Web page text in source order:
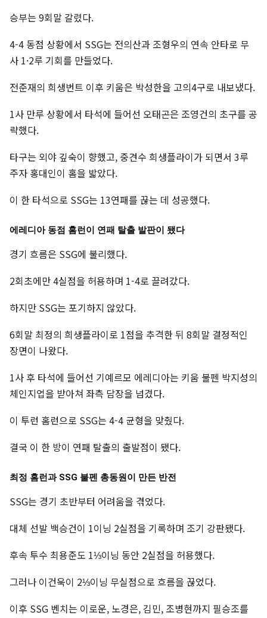
승부는 9회말 갈렸다.
4-4 동점 상황에서 SSG는 전의산과 조형우의 연속 안타로 무
사 1·2루 기회를 만들었다.
전준재의 희생번트 이후 키움은 박성한을 고의4구로 내보냈다.
1사 만루 상황에서 타석에 들어선 오태곤은 조영건의 초구를 공
략했다.
타구는 외야 깊숙이 향했고, 중견수 희생플라이가 되면서 3루
주자 홍대인이 홈을 밟았다.
이 한 타석으로 SSG는 13연패를 끊는 데 성공했다.
에레디아 동점 홈런이 연패 탈출 발판이 됐다
경기 흐름은 SSG에 불리했다.
2회초에만 4실점을 허용하며 1-4로 끌려갔다.
하지만 SSG는 포기하지 않았다.
6회말 최정의 희생플라이로 1점을 추격한 뒤 8회말 결정적인
장면이 나왔다.
1사 후 타석에 들어선 기예르모 에레디아는 키움 불펜 박지성의
체인지업을 받아쳐 좌측 담장을 넘겼다.
이 투런 홈런으로 SSG는 4-4 균형을 맞췄다.
결국 이 한 방이 연패 탈출의 출발점이 됐다.
최정 홈런과 SSG 불펜 총동원이 만든 반전
SSG는 경기 초반부터 어려움을 겪었다.
대체 선발 백승건이 1이닝 2실점을 기록하며 조기 강판됐다.
후속 투수 최용준도 1⅓이닝 동안 2실점을 허용했다.
그러나 이건욱이 2⅓이닝 무실점으로 흐름을 끊었다.
이후 SSG 벤치는 이로운, 노경은, 김민, 조병현까지 필승조를